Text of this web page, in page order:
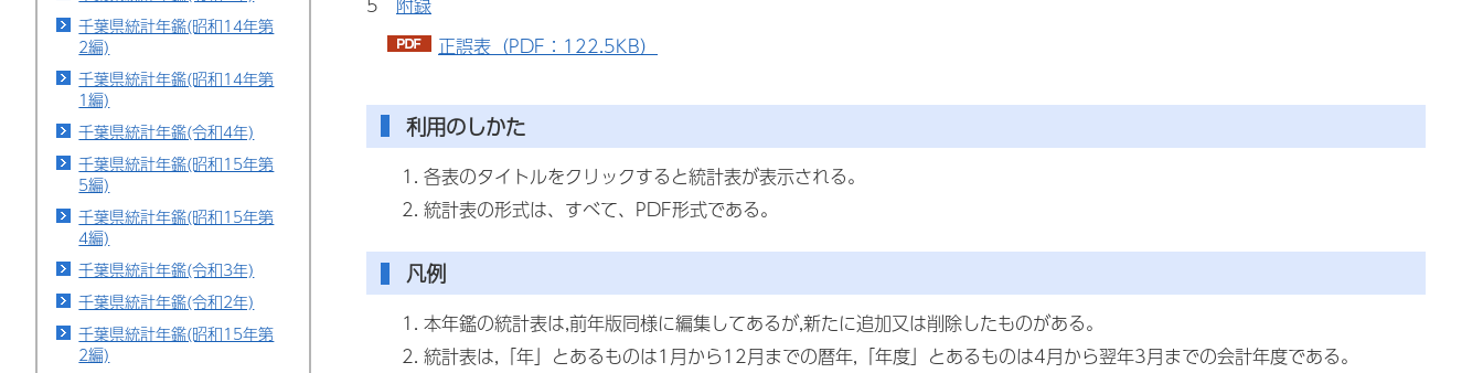
千葉県統計年鑑(昭和14年第
2編)
千葉県統計年鑑(昭和14年第
1編)
千葉県統計年鑑(令和4年)
千葉県統計年鑑(昭和15年第
5編)
千葉県統計年鑑(昭和15年第
4編)
千葉県統計年鑑(令和3年)
千葉県統計年鑑(令和2年)
千葉県統計年鑑(昭和15年第
2編)
正誤表（PDF：122.5KB）
利用のしかた
各表のタイトルをクリックすると統計表が表示される。
統計表の形式は、すべて、PDF形式である。
凡例
本年鑑の統計表は,前年版同様に編集してあるが,新たに追加又は削除したものがある。
統計表は,「年」とあるものは1月から12月までの暦年,「年度」とあるものは4月から翌年3月までの会計年度である。